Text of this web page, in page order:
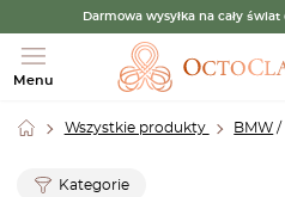
Darmowa wysyłka na cały świat
Menu
Wszystkie produkty BMW /
Kategorie